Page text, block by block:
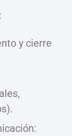
y cierre